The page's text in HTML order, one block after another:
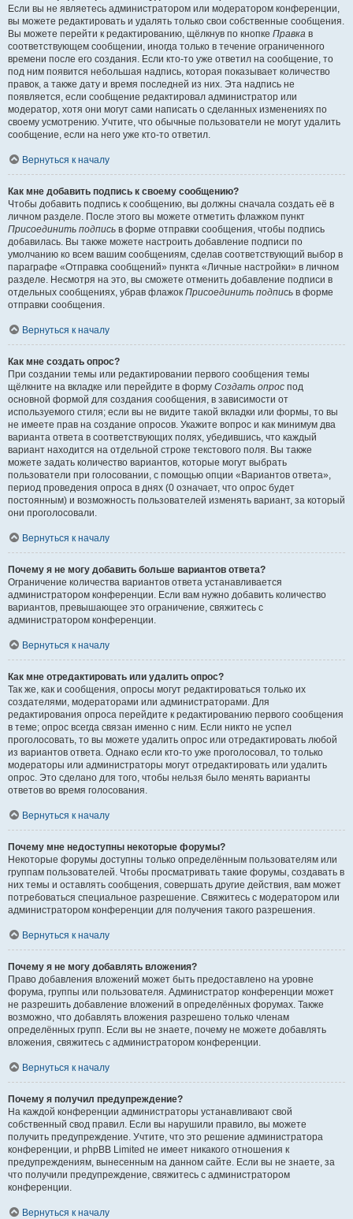
Если вы не являетесь администратором или модератором конференции,
вы можете редактировать и удалять только свои собственные сообщения.
Вы можете перейти к редактированию, щёлкнув по кнопке Правка в
соответствующем сообщении, иногда только в течение ограниченного
времени после его создания. Если кто-то уже ответил на сообщение, то
под ним появится небольшая надпись, которая показывает количество
правок, а также дату и время последней из них. Эта надпись не
появляется, если сообщение редактировал администратор или
модератор, хотя они могут сами написать о сделанных изменениях по
своему усмотрению. Учтите, что обычные пользователи не могут удалить
сообщение, если на него уже кто-то ответил.
Вернуться к началу
Как мне добавить подпись к своему сообщению?
Чтобы добавить подпись к сообщению, вы должны сначала создать её в
личном разделе. После этого вы можете отметить флажком пункт
Присоединить подпись в форме отправки сообщения, чтобы подпись
добавилась. Вы также можете настроить добавление подписи по
умолчанию ко всем вашим сообщениям, сделав соответствующий выбор в
параграфе «Отправка сообщений» пункта «Личные настройки» в личном
разделе. Несмотря на это, вы сможете отменить добавление подписи в
отдельных сообщениях, убрав флажок Присоединить подпись в форме
отправки сообщения.
Вернуться к началу
Как мне создать опрос?
При создании темы или редактировании первого сообщения темы
щёлкните на вкладке или перейдите в форму Создать опрос под
основной формой для создания сообщения, в зависимости от
используемого стиля; если вы не видите такой вкладки или формы, то вы
не имеете прав на создание опросов. Укажите вопрос и как минимум два
варианта ответа в соответствующих полях, убедившись, что каждый
вариант находится на отдельной строке текстового поля. Вы также
можете задать количество вариантов, которые могут выбрать
пользователи при голосовании, с помощью опции «Вариантов ответа»,
период проведения опроса в днях (0 означает, что опрос будет
постоянным) и возможность пользователей изменять вариант, за который
они проголосовали.
Вернуться к началу
Почему я не могу добавить больше вариантов ответа?
Ограничение количества вариантов ответа устанавливается
администратором конференции. Если вам нужно добавить количество
вариантов, превышающее это ограничение, свяжитесь с
администратором конференции.
Вернуться к началу
Как мне отредактировать или удалить опрос?
Так же, как и сообщения, опросы могут редактироваться только их
создателями, модераторами или администраторами. Для
редактирования опроса перейдите к редактированию первого сообщения
в теме; опрос всегда связан именно с ним. Если никто не успел
проголосовать, то вы можете удалить опрос или отредактировать любой
из вариантов ответа. Однако если кто-то уже проголосовал, то только
модераторы или администраторы могут отредактировать или удалить
опрос. Это сделано для того, чтобы нельзя было менять варианты
ответов во время голосования.
Вернуться к началу
Почему мне недоступны некоторые форумы?
Некоторые форумы доступны только определённым пользователям или
группам пользователей. Чтобы просматривать такие форумы, создавать в
них темы и оставлять сообщения, совершать другие действия, вам может
потребоваться специальное разрешение. Свяжитесь с модератором или
администратором конференции для получения такого разрешения.
Вернуться к началу
Почему я не могу добавлять вложения?
Право добавления вложений может быть предоставлено на уровне
форума, группы или пользователя. Администратор конференции может
не разрешить добавление вложений в определённых форумах. Также
возможно, что добавлять вложения разрешено только членам
определённых групп. Если вы не знаете, почему не можете добавлять
вложения, свяжитесь с администратором конференции.
Вернуться к началу
Почему я получил предупреждение?
На каждой конференции администраторы устанавливают свой
собственный свод правил. Если вы нарушили правило, вы можете
получить предупреждение. Учтите, что это решение администратора
конференции, и phpBB Limited не имеет никакого отношения к
предупреждениям, вынесенным на данном сайте. Если вы не знаете, за
что получили предупреждение, свяжитесь с администратором
конференции.
Вернуться к началу